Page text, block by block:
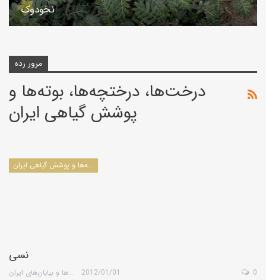
نخودوک
مرور رده
درخت‌ها، درختچه‌ها، بوته‌ها و
پوشش گیاهی ایران
درخت‌ها، درختچه‌ها، بوته‌ها و پوشش گیاهی ایران
نسی
گروه کویرها و بیابان‌های ایران 2012/01/01 0